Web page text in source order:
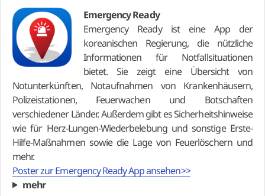
Emergency Ready
Emergency Ready ist eine App der
koreanischen Regierung, die nützliche
Informationen für Notfallsituationen
bietet. Sie zeigt eine Übersicht von
Notunterkünften, Notaufnahmen von Krankenhäusern,
Polizeistationen, Feuerwachen und Botschaften
verschiedener Länder. Außerdem gibt es Sicherheitshinweise
wie für Herz-Lungen-Wiederbelebung und sonstige Erste-
Hilfe-Maßnahmen sowie die Lage von Feuerlöschern und
mehr.
Poster zur Emergency Ready App ansehen>>
mehr